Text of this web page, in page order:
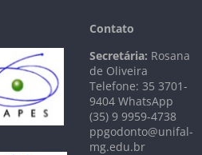
Contato
Secretária: Rosana
de Oliveira
Telefone: 35 3701-
9404 WhatsApp
(35) 9 9959-4738
ppgodonto@unifal-
mg.edu.br